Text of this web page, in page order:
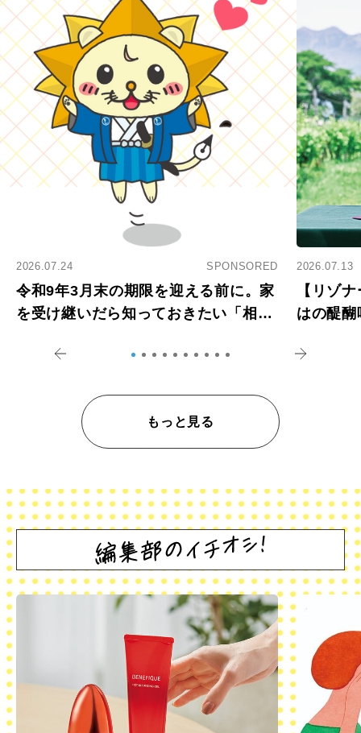
2026.07.24 SPONSORED
令和9年3月末の期限を迎える前に。家
を受け継いだら知っておきたい「相続
2026.07.13
【リゾ
はの醍
もっと見る